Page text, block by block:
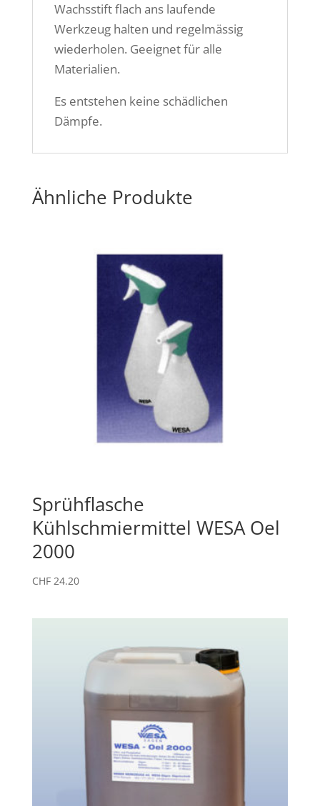
Wachsstift flach ans laufende
Werkzeug halten und regelmässig
wiederholen. Geeignet für alle
Materialien.
Es entstehen keine schädlichen
Dämpfe.
Ähnliche Produkte
Sprühflasche
Kühlschmiermittel WESA Oel
2000
CHF24.20